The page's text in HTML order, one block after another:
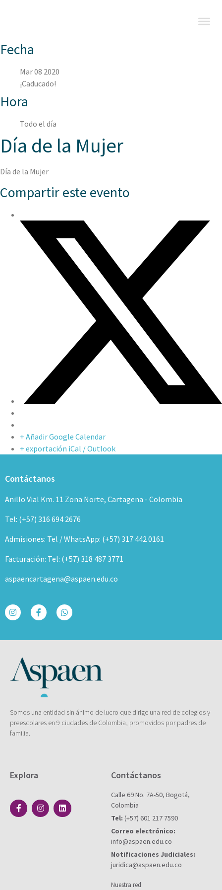
Fecha
Mar 08 2020
¡Caducado!
Hora
Todo el día
Día de la Mujer
Día de la Mujer
Compartir este evento
+ Añadir Google Calendar
+ exportación iCal / Outlook
Contáctanos
Anillo Vial Km. 11 Zona Norte, Cartagena - Colombia
Tel: (+57) 316 694 2676
Admisiones: Tel / WhatsApp: (+57) 317 442 0161
Facturación: Tel: (+57) 318 487 3771
aspaencartagena@aspaen.edu.co
Somos una entidad sin ánimo de lucro que dirige una red de colegios y
preescolares en 9 ciudades de Colombia, promovidos por padres de
familia.
Explora Contáctanos
Calle 69 No. 7A-50, Bogotá,
Colombia
Tel: (+57) 601 217 7590
Correo electrónico:
info@aspaen.edu.co
Notificaciones Judiciales:
juridica@aspaen.edu.co
Nuestra red